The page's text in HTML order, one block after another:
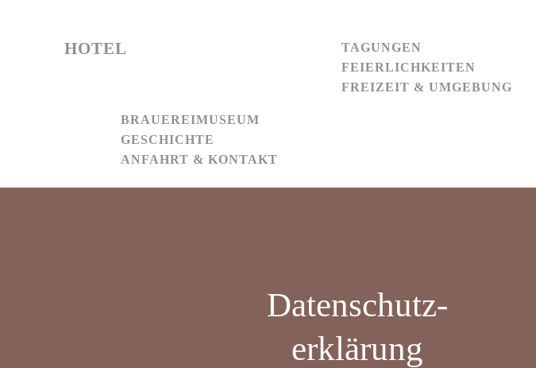
HOTEL
TAGUNGEN
FEIERLICHKEITEN
FREIZEIT & UMGEBUNG
BRAUEREIMUSEUM
GESCHICHTE
ANFAHRT & KONTAKT
Datenschutz-
erklärung